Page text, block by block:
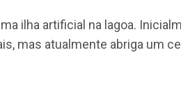
ilha artificial na lagoa.
mas atualmente abriga um